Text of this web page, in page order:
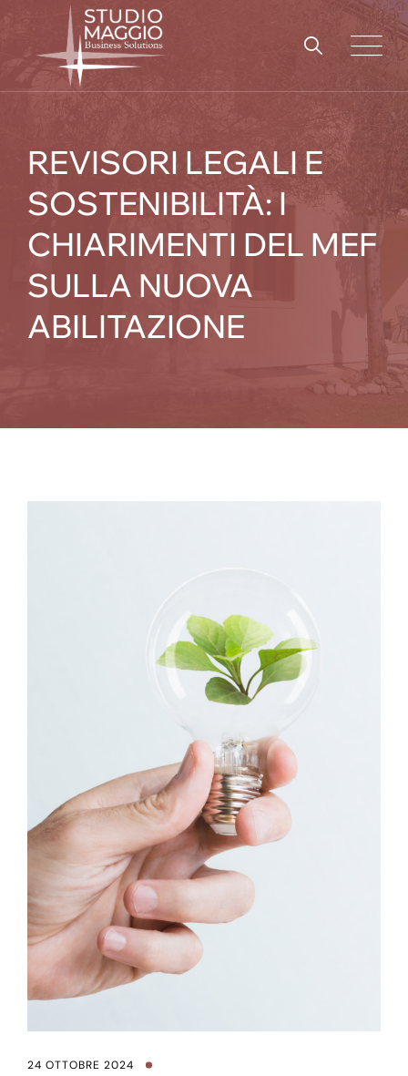
content
REVISORI LEGALI E
SOSTENIBILITÀ: I
CHIARIMENTI DEL MEF
SULLA NUOVA
ABILITAZIONE
24 OTTOBRE 2024